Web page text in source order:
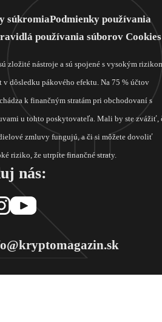
súkromiaPodmienky používania
používania súborov Cookies
zložité nástroje a sú spojené s vysokým
dôsledku pákového efektu. Na 75 % účtov
k finančným stratám pri obchodovaní s
u tohto poskytovateľa. Mali by ste zvážiť,
zmluvy fungujú, a či si môžete dovoliť
riziko, že utrpíte finančné straty.
nás: